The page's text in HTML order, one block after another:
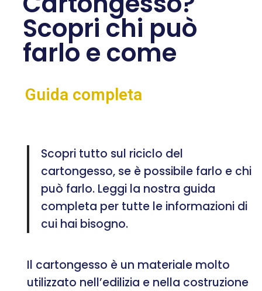
Scopri chi può
farlo e come
Guida completa
Scopri tutto sul riciclo del
cartongesso, se è possibile farlo e chi
può farlo. Leggi la nostra guida
completa per tutte le informazioni di
cui hai bisogno.
Il cartongesso è un materiale molto
utilizzato nell’edilizia e nella costruzione